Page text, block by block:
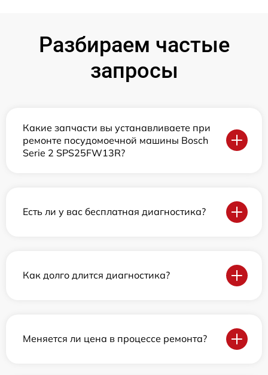
Разбираем частые
запросы
Какие запчасти вы устанавливаете при
ремонте посудомоечной машины Bosch
Serie 2 SPS25FW13R?
Есть ли у вас бесплатная диагностика?
Как долго длится диагностика?
Меняется ли цена в процессе ремонта?